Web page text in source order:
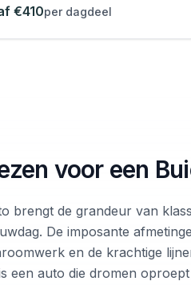
€410per dagdeel
voor een
brengt de grandeur van
De imposante
en de krachtige
een auto die dromen